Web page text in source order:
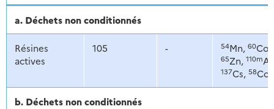
a. Déchets non conditionnés
Résines
actives
105 - 54Mn, 60Co,
65Zn, 110m
137Cs, 58Co
b. Déchets non conditionnés